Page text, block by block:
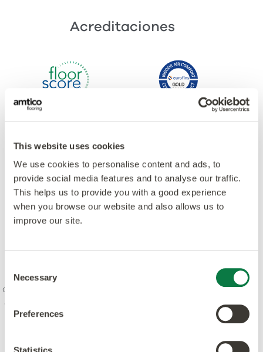
This website uses cookies
We use cookies to personalise content and ads, to
provide social media features and to analyse our traffic.
This helps us to provide you with a good experience
when you browse our website and also allows us to
improve our site.
Selection
Necessary
Preferences
Statistics
Acreditaciones
Nuestro espíritu es combinar la creatividad y la
diseño, fabricación, producto y servicio. Estamos
comprometidos con los estándares líderes y estamos
dedicados a aumentar la conciencia ambiental en la
industria. Nuestros productos y procesos cumplen o